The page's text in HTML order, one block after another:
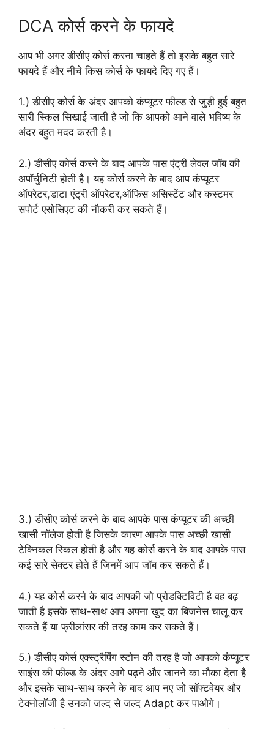
DCA कोर्स करने के फायदे
आप भी अगर डीसीए कोर्स करना चाहते हैं तो इसके बहुत सारे
फायदे हैं और नीचे किस कोर्स के फायदे दिए गए हैं।
1.) डीसीए कोर्स के अंदर आपको कंप्यूटर फील्ड से जुड़ी हुई बहुत
सारी स्किल सिखाई जाती है जो कि आपको आने वाले भविष्य के
अंदर बहुत मदद करती है।
2.) डीसीए कोर्स करने के बाद आपके पास एंट्री लेवल जॉब की
अपॉर्चुनिटी होती है। यह कोर्स करने के बाद आप कंप्यूटर
ऑपरेटर,डाटा एंट्री ऑपरेटर,ऑफिस असिस्टेंट और कस्टमर
सपोर्ट एसोसिएट की नौकरी कर सकते हैं।
3.) डीसीए कोर्स करने के बाद आपके पास कंप्यूटर की अच्छी
खासी नॉलेज होती है जिसके कारण आपके पास अच्छी खासी
टेक्निकल स्किल होती है और यह कोर्स करने के बाद आपके पास
कई सारे सेक्टर होते हैं जिनमें आप जॉब कर सकते हैं।
4.) यह कोर्स करने के बाद आपकी जो प्रोडक्टिविटी है वह बढ़
जाती है इसके साथ-साथ आप अपना खुद का बिजनेस चालू कर
सकते हैं या फ्रीलांसर की तरह काम कर सकते हैं।
5.) डीसीए कोर्स एक्स्ट्रैपिंग स्टोन की तरह है जो आपको कंप्यूटर
साइंस की फील्ड के अंदर आगे पढ़ने और जानने का मौका देता है
और इसके साथ-साथ करने के बाद आप नए जो सॉफ्टवेयर और
टेक्नोलॉजी है उनको जल्द से जल्द Adapt कर पाओगे।